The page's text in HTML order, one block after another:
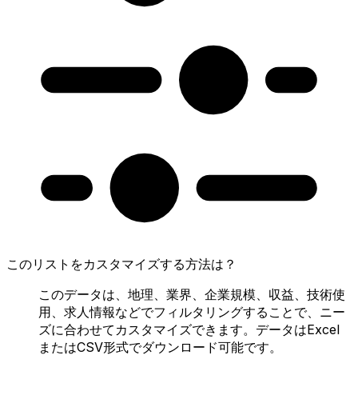
このリストをカスタマイズする方法は？
このデータは、地理、業界、企業規模、収益、技術使
用、求人情報などでフィルタリングすることで、ニー
ズに合わせてカスタマイズできます。データはExcel
またはCSV形式でダウンロード可能です。